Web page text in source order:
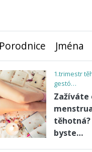
Jména